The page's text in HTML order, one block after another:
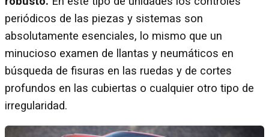
periódicos de las piezas y sistemas son
absolutamente esenciales, lo mismo que un
minucioso examen de llantas y neumáticos en
búsqueda de fisuras en las ruedas y de cortes
profundos en las cubiertas o cualquier otro tipo de
irregularidad.